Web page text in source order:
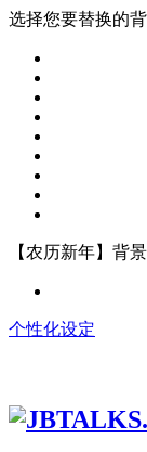
选择您要替换的背
【农历新年】背
个性化设定